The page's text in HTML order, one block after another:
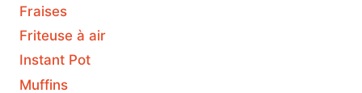
Fraises
Friteuse à air
Instant Pot
Muffins